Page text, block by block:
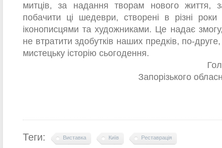
митців, за надання творам нового життя,
побачити ці шедеври, створені в різні
іконописцями та художниками. Це надає
не втратити здобутків наших предків, по-
мистецьку історію сьогодення.
Запорізького
Теги: Виставка Київ Реставрація